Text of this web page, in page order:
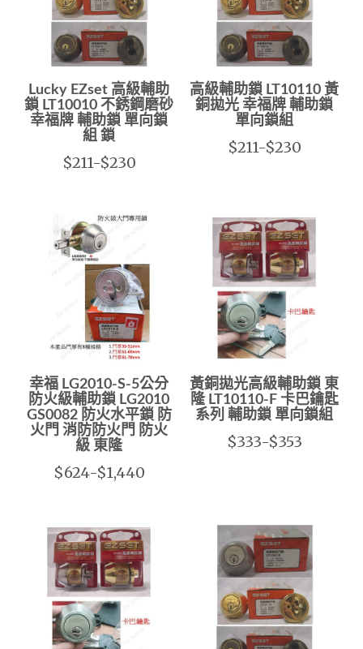
Lucky EZset 高級輔助
鎖 LT10010 不銹鋼磨砂
幸福牌 輔助鎖 單向鎖
組 鎖
$211-$230
高級輔助鎖 LT10110 黃
銅拋光 幸福牌 輔助鎖
單向鎖組
$211-$230
幸福 LG2010-S-5公分
防火級輔助鎖 LG2010
GS0082 防火水平鎖 防
火門 消防防火門 防火
級 東隆
$624-$1,440
黃銅拋光高級輔助鎖 東
隆 LT10110-F 卡巴鑰匙
系列 輔助鎖 單向鎖組
$333-$353